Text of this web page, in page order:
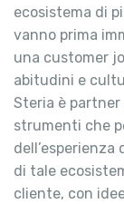
ecosistema di
vanno prima
una customer
abitudini e
Steria è partner
strumenti che
di tale
cliente, con